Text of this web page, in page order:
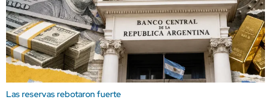
Las reservas rebotaron fuerte